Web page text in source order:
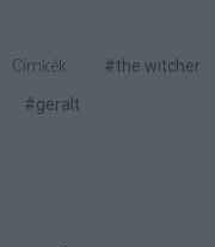
Címkék: #the witcher
#geralt